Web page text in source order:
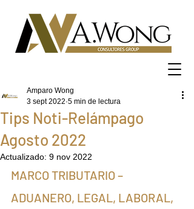
Tips Noti-Relámpago
Agosto 2022
Amparo Wong
3 sept 2022 5 min de lectura
Actualizado: 9 nov 2022
MARCO TRIBUTARIO –
ADUANERO, LEGAL, LABORAL,